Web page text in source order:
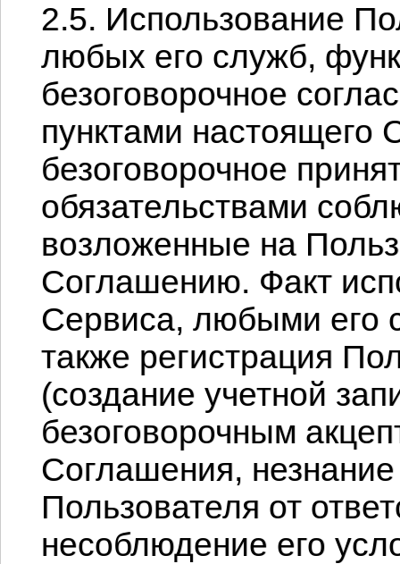
2.5. Использование
любых его служб,
безоговорочное
пунктами настоящего
безоговорочное
обязательствами
возложенные на
Соглашению. Факт
Сервиса, любыми его
также регистрация
(создание учетной
безоговорочным
Соглашения,
Пользователя от
несоблюдение его